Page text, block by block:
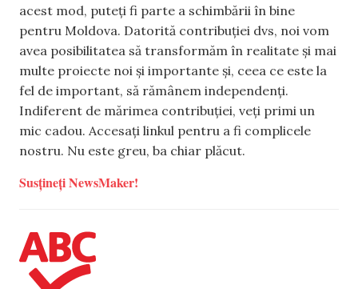
acest mod, puteți fi parte a schimbării în bine
pentru Moldova. Datorită contribuției dvs, noi vom
avea posibilitatea să transformăm în realitate și mai
multe proiecte noi și importante și, ceea ce este la
fel de important, să rămânem independenți.
Indiferent de mărimea contribuției, veți primi un
mic cadou. Accesați linkul pentru a fi complicele
nostru. Nu este greu, ba chiar plăcut.
Susțineți NewsMaker!